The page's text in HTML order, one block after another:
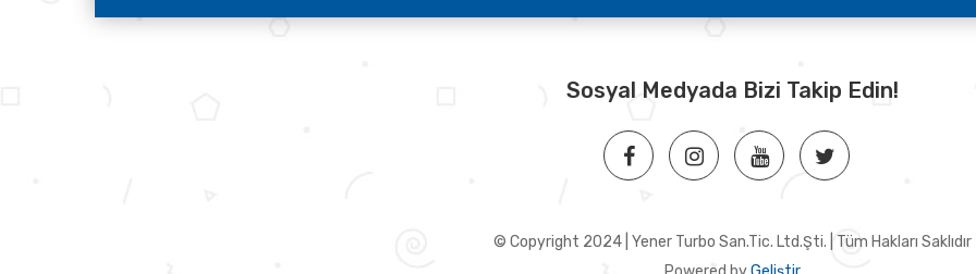
Sosyal Medyada Bizi Takip Edin!
© Copyright 2024 | Yener Turbo San.Tic. Ltd.Şti. | Tüm Hakları Saklıdır